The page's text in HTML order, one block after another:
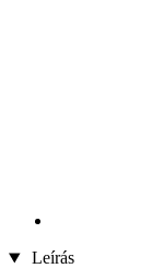
Leírás